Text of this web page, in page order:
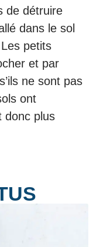
de détruire
dans le sol
petits
et par
ne sont pas
ont
donc plus